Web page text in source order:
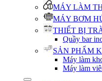
MÁY LÀM
MÁY BƠM
THIẾT BỊ
Quầy bar
SẢN PHẨM
Máy làm
Máy làm